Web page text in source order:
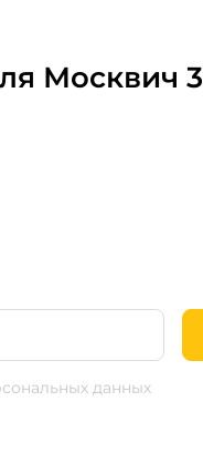
Москвич 3
данных